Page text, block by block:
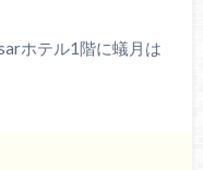
ホテル1階に蟻月は